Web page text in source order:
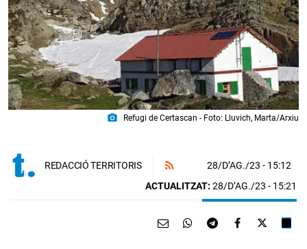
photo_camera Refugi de Certascan - Foto: Lluvich, Marta/Arxiu
REDACCIÓ TERRITORIS 28/D’AG./23 - 15:12
ACTUALITZAT: 28/D’AG./23 - 15:21